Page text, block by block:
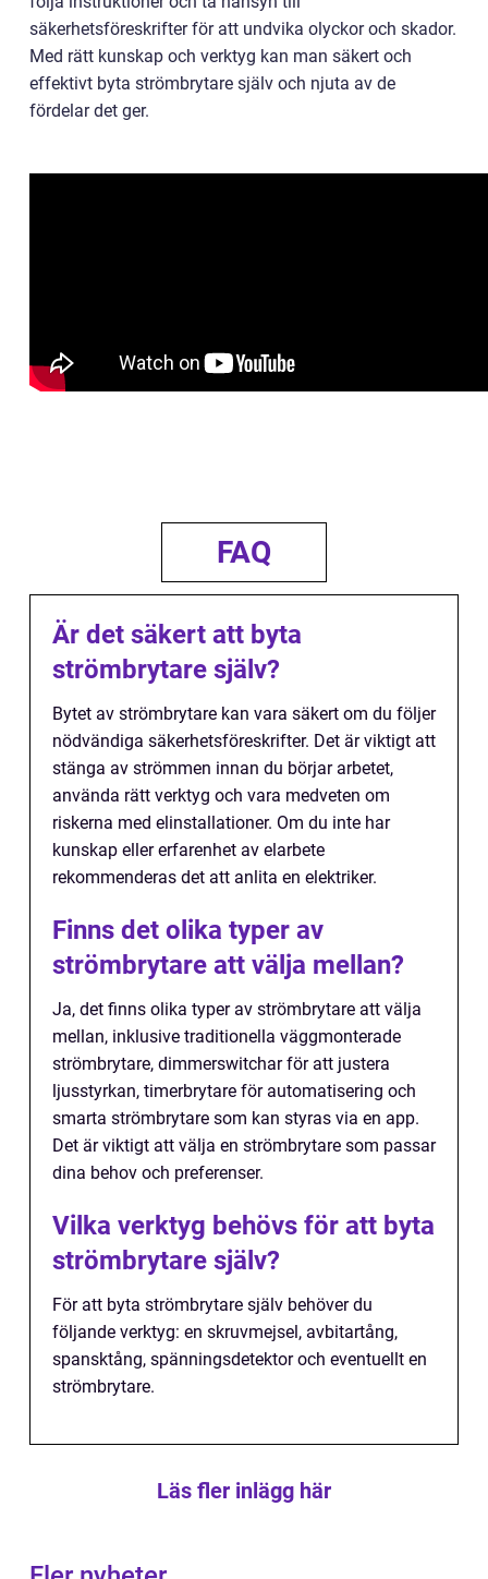
säkerhetsföreskrifter för att undvika olyckor och skador.
Med rätt kunskap och verktyg kan man säkert och
effektivt byta strömbrytare själv och njuta av de
fördelar det ger.
FAQ
Är det säkert att byta
strömbrytare själv?
Bytet av strömbrytare kan vara säkert om du följer
nödvändiga säkerhetsföreskrifter. Det är viktigt att
stänga av strömmen innan du börjar arbetet,
använda rätt verktyg och vara medveten om
riskerna med elinstallationer. Om du inte har
kunskap eller erfarenhet av elarbete
rekommenderas det att anlita en elektriker.
Finns det olika typer av
strömbrytare att välja mellan?
Ja, det finns olika typer av strömbrytare att välja
mellan, inklusive traditionella väggmonterade
strömbrytare, dimmerswitchar för att justera
ljusstyrkan, timerbrytare för automatisering och
smarta strömbrytare som kan styras via en app.
Det är viktigt att välja en strömbrytare som passar
dina behov och preferenser.
Vilka verktyg behövs för att byta
strömbrytare själv?
För att byta strömbrytare själv behöver du
följande verktyg: en skruvmejsel, avbitartång,
spansktång, spänningsdetektor och eventuellt en
strömbrytare.
Läs fler inlägg här